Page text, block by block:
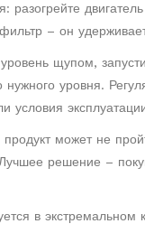
– он
щупом,
уровня.
условия
может не
решение –
в